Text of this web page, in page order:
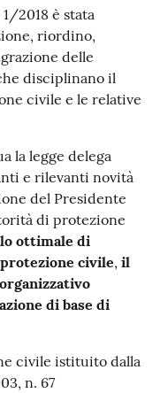
2018 è stata
riordino,
delle
disciplinano il
civile e le relative
la legge delega
e rilevanti novità
del Presidente
di protezione
ottimale di
protezione civile, il
di base di
civile istituito dalla
n. 67